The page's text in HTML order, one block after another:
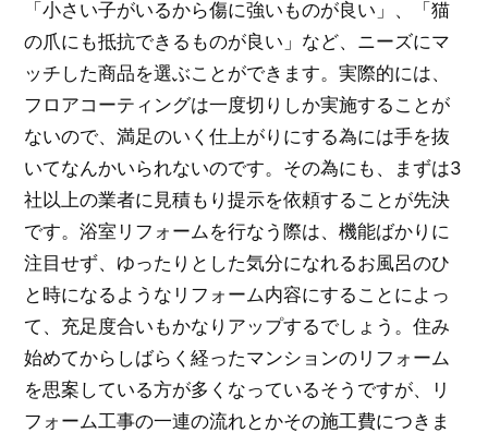
「小さい子がいるから傷に強いものが良い」、「猫
の爪にも抵抗できるものが良い」など、ニーズにマ
ッチした商品を選ぶことができます。実際的には、
フロアコーティングは一度切りしか実施することが
ないので、満足のいく仕上がりにする為には手を抜
いてなんかいられないのです。その為にも、まずは3
社以上の業者に見積もり提示を依頼することが先決
です。浴室リフォームを行なう際は、機能ばかりに
注目せず、ゆったりとした気分になれるお風呂のひ
と時になるようなリフォーム内容にすることによっ
て、充足度合いもかなりアップするでしょう。住み
始めてからしばらく経ったマンションのリフォーム
を思案している方が多くなっているそうですが、リ
フォーム工事の一連の流れとかその施工費につきま